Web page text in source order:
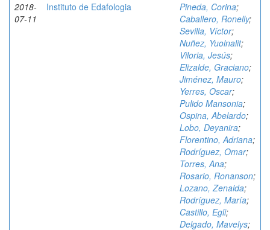
2018-
07-11
Instituto de Edafologia Pineda, Corina;
Caballero, Ronelly;
Sevilla, Víctor;
Nuñez, Yuolnalit;
Viloria, Jesús;
Elizalde, Graciano;
Jiménez, Mauro;
Yerres, Oscar;
Pulido Mansonia;
Ospina, Abelardo;
Lobo, Deyanira;
Florentino, Adriana;
Rodríguez, Omar;
Torres, Ana;
Rosario, Ronanson;
Lozano, Zenaida;
Rodríguez, María;
Castillo, Egli;
Delgado, Mavelys;